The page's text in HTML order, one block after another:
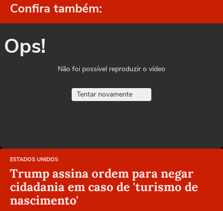
Confira também:
Ops!
Não foi possível reproduzir o vídeo
Tentar novamente
ESTADOS UNIDOS
Trump assina ordem para negar
cidadania em caso de 'turismo de
nascimento'